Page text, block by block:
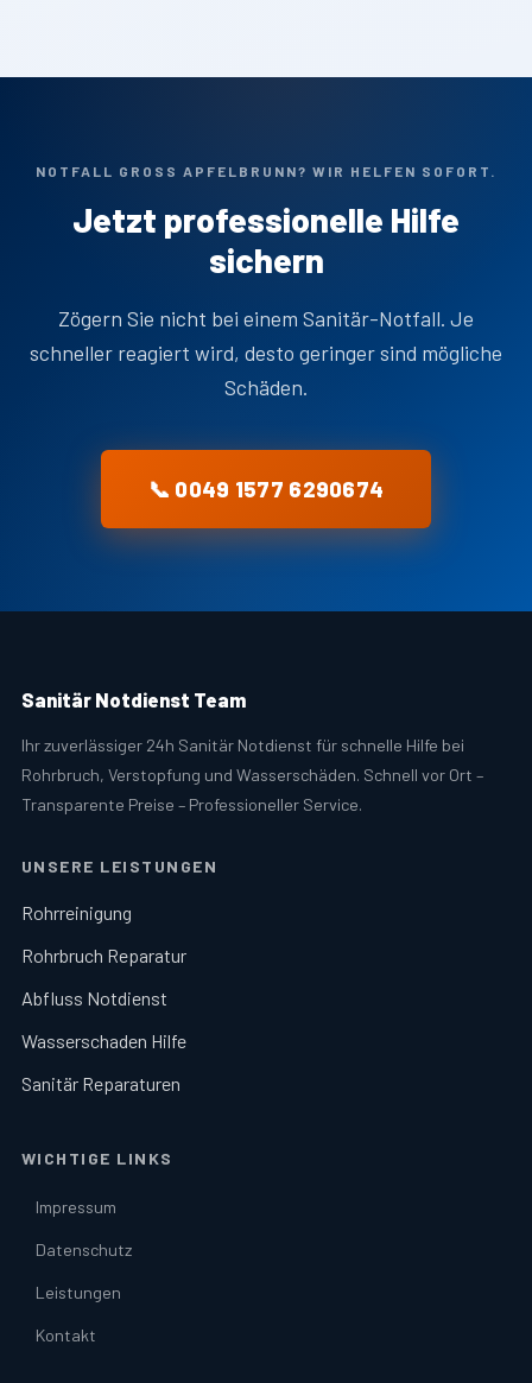
NOTFALL GROSS APFELBRUNN? WIR HELFEN SOFORT.
Jetzt professionelle Hilfe
sichern
Zögern Sie nicht bei einem Sanitär-Notfall. Je
schneller reagiert wird, desto geringer sind mögliche
Schäden.
📞 0049 1577 6290674
Sanitär Notdienst Team
Ihr zuverlässiger 24h Sanitär Notdienst für schnelle Hilfe bei
Rohrbruch, Verstopfung und Wasserschäden. Schnell vor Ort –
Transparente Preise – Professioneller Service.
UNSERE LEISTUNGEN
Rohrreinigung
Rohrbruch Reparatur
Abfluss Notdienst
Wasserschaden Hilfe
Sanitär Reparaturen
WICHTIGE LINKS
Impressum
Datenschutz
Leistungen
Kontakt